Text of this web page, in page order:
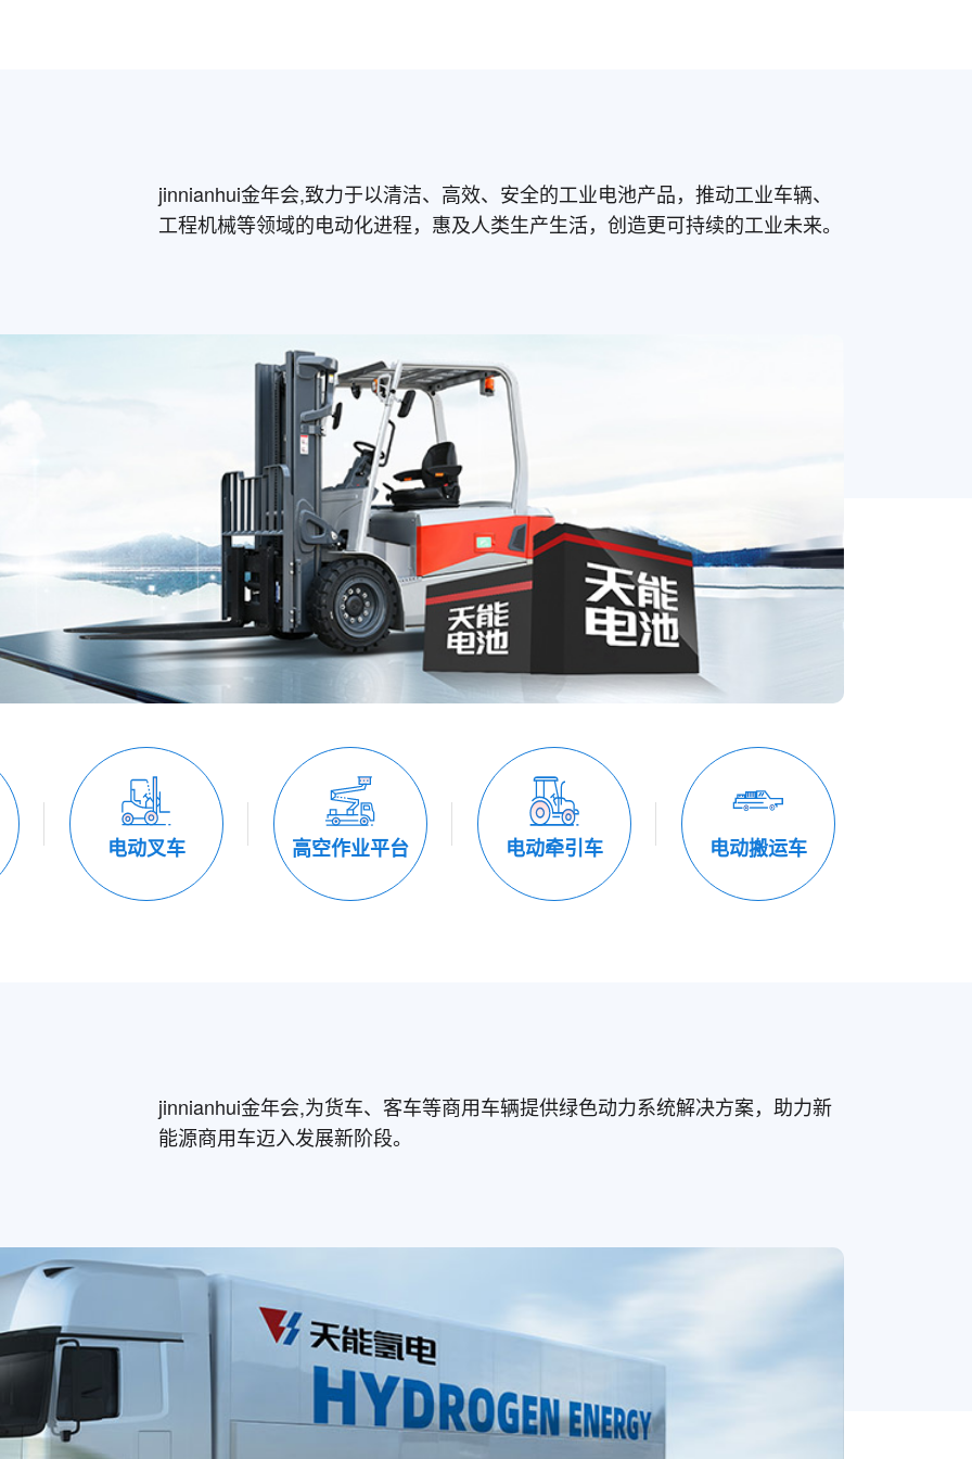
jinnianhui金年会,致力于以清洁、高效、安全的工业电池产品，推动工业车辆、
工程机械等领域的电动化进程，惠及人类生产生活，创造更可持续的工业未来。
电动叉车 高空作业平台 电动牵引车 电动搬运车
jinnianhui金年会,为货车、客车等商用车辆提供绿色动力系统解决方案，助力新
能源商用车迈入发展新阶段。